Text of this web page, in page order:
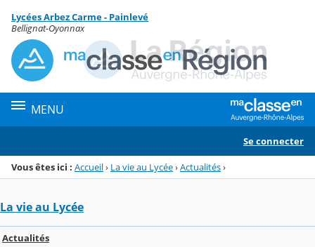
Menu de la rubrique
Contenu
Lycées Arbez Carme - Painlevé
Bellignat-Oyonnax
MENU
Se connecter
Vous êtes ici : Accueil› La vie au Lycée›Actualités›
La vie au Lycée
Actualités